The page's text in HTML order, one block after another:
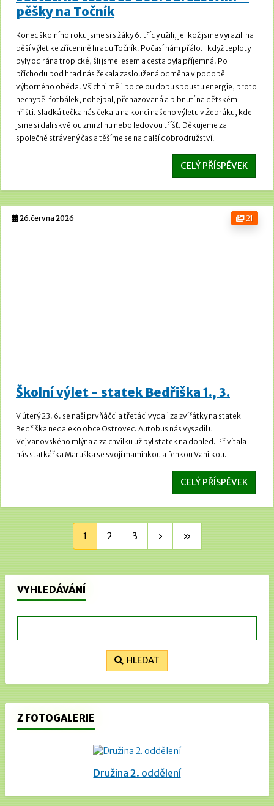
pěšky na Točník
Konec školního roku jsme si s žáky 6. třídy užili, jelikož jsme vyrazili na
pěší výlet ke zřícenině hradu Točník. Počasí nám přálo. I když teploty
byly od rána tropické, šli jsme lesem a cesta byla příjemná. Po
příchodu pod hrad nás čekala zasloužená odměna v podobě
výborného oběda. Všichni měli po celou dobu spoustu energie, proto
nechyběl fotbálek, nohejbal, přehazovaná a blbnutí na dětském
hřišti. Sladká tečka nás čekala na konci našeho výletu v Žebráku, kde
jsme si dali skvělou zmrzlinu nebo ledovou tříšť. Děkujeme za
společně strávený čas a těšíme se na další dobrodružství!
CELÝ PŘÍSPĚVEK
21
26.června 2026
Školní výlet - statek Bedřiška 1., 3.
V úterý 23. 6. se naši prvňáčci a třeťáci vydali za zvířátky na statek
Bedřiška nedaleko obce Ostrovec. Autobus nás vysadil u
Vejvanovského mlýna a za chvilku už byl statek na dohled. Přivítala
nás statkářka Maruška se svojí maminkou a fenkou Vanilkou.
CELÝ PŘÍSPĚVEK
1 2 3 › »
VYHLEDÁVÁNÍ
HLEDAT
Z FOTOGALERIE
Družina 2. oddělení